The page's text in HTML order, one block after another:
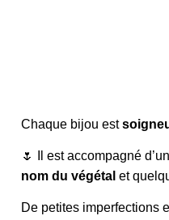
Chaque bijou est
🌷 Il est accompagné
nom du végétal et
De petites imperfections